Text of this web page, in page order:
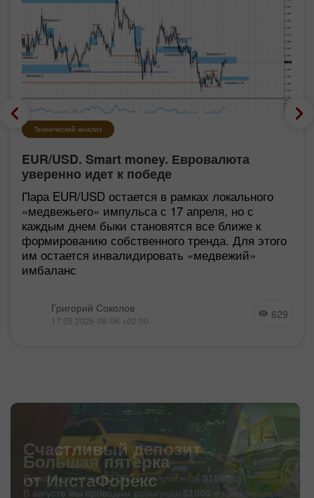
Технический анализ
EUR/USD. Smart money. Евровалюта
уверенно идет к победе
Пара EUR/USD остается в рамках локального
«медвежьего» импульса с 17 апреля, но с
каждым днем быки становятся все ближе к
формированию собственного тренда. Для этого
им остается инвалидировать «медвежий»
имбаланс
Григорий Соколов
17:35 2026-08-06 +02:00 629
Счастливый депозит
Пополни счет на $3 000 и получи еще $1000
В августе мы проводим розыгрыш $1000 в рамках акции